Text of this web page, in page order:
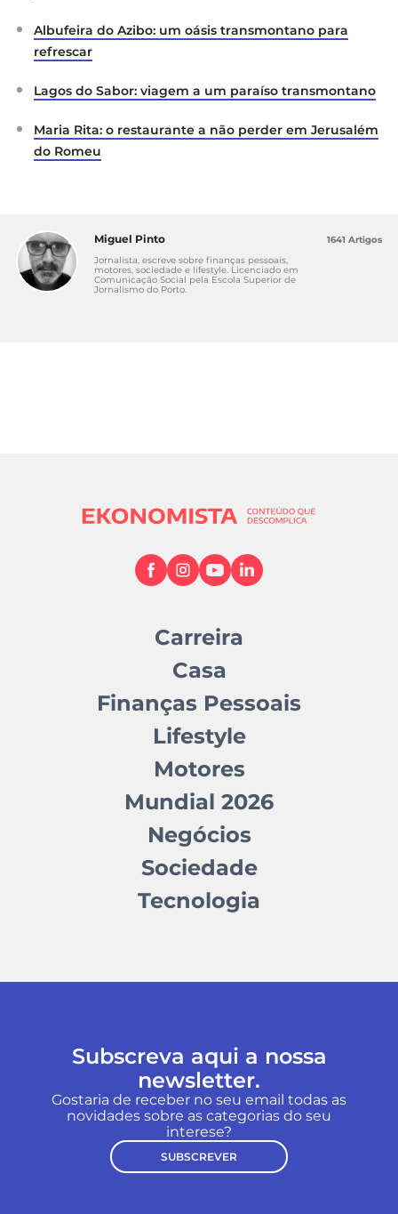
Albufeira do Azibo: um oásis transmontano para
refrescar
Lagos do Sabor: viagem a um paraíso transmontano
Maria Rita: o restaurante a não perder em Jerusalém
do Romeu
Miguel Pinto
Jornalista, escreve sobre finanças pessoais,
motores, sociedade e lifestyle. Licenciado em
Comunicação Social pela Escola Superior de
Jornalismo do Porto.
1641 Artigos
Carreira
Casa
Finanças Pessoais
Lifestyle
Motores
Mundial 2026
Negócios
Sociedade
Tecnologia
Subscreva aqui a nossa
newsletter.
Gostaria de receber no seu email todas as
novidades sobre as categorias do seu
interese?
SUBSCREVER